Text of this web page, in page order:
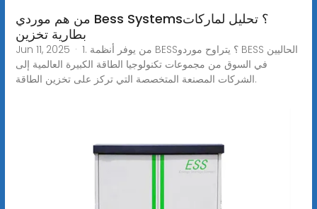
من هم موردي Bess Systems؟ تحليل لماركات
بطارية تخزين
Jun 11, 2025 · 1. من يوفر أنظمة BESS؟ يتراوح موردو BESS الحاليين
في السوق من مجموعات تكنولوجيا الطاقة الكبيرة العالمية إلى
الشركات المصنعة المتخصصة التي تركز على تخزين الطاقة.